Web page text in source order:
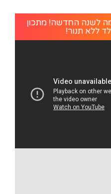
לשנה החדשה! מתכון
ללא תנור!